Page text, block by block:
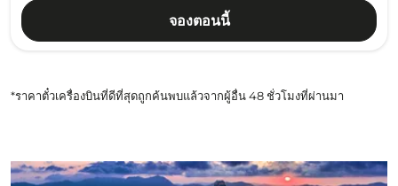
จองตอนนี้
*ราคาตั๋วเครื่องบินที่ดีที่สุดถูกค้นพบแล้วจากผู้อื่น 48 ชั่วโมงที่ผ่านมา